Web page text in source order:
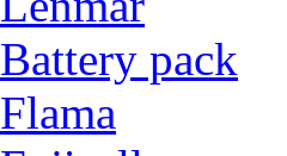
Battery pack
Flama